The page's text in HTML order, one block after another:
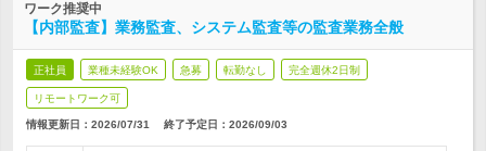
ワーク推奨中
【内部監査】業務監査、システム監査等の監査業務全般
正社員 業種未経験OK 急募 転勤なし 完全週休2日制
リモートワーク可
情報更新日：2026/07/31 終了予定日： 2026/09/03